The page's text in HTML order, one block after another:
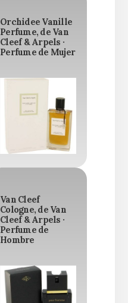
Orchidee Vanille
Perfume, de Van
Cleef & Arpels ·
Perfume de Mujer
Van Cleef
Cologne, de Van
Cleef & Arpels ·
Perfume de
Hombre